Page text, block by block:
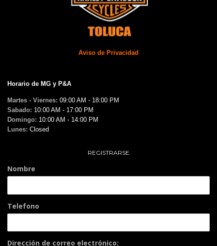
Aviso de Privacidad
Horario de MG y P&A
Martes - Viernes: 09:00 AM - 18:00 PM
Sabado: 10:00 AM - 17:00 PM
Domingo: 10:00 AM - 14:00 PM
Lunes: Closed
REGISTRARSE
Nombre
Telefono
Dirección de correo electrónico: